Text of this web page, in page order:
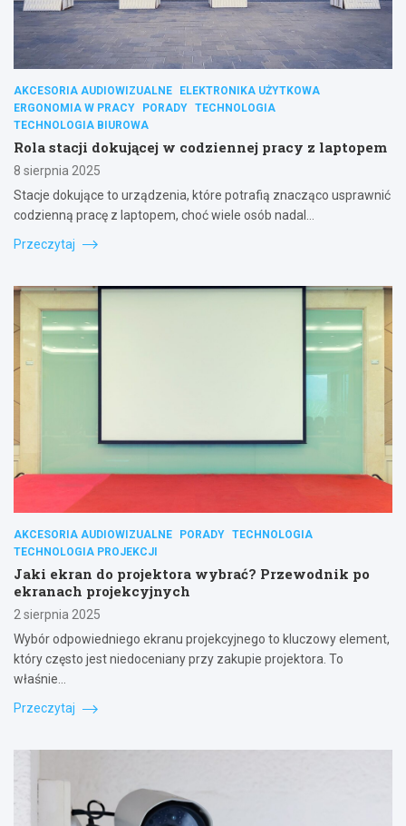
AKCESORIA AUDIOWIZUALNE
ELEKTRONIKA UŻYTKOWA
ERGONOMIA W PRACY
PORADY TECHNOLOGIA
TECHNOLOGIA BIUROWA
Rola stacji dokującej w codziennej pracy z laptopem
8 sierpnia 2025
Stacje dokujące to urządzenia, które potrafią znacząco usprawnić
codzienną pracę z laptopem, choć wiele osób nadal…
Przeczytaj
AKCESORIA AUDIOWIZUALNE PORADY TECHNOLOGIA
TECHNOLOGIA PROJEKCJI
Jaki ekran do projektora wybrać? Przewodnik po
ekranach projekcyjnych
2 sierpnia 2025
Wybór odpowiedniego ekranu projekcyjnego to kluczowy element,
który często jest niedoceniany przy zakupie projektora. To
właśnie…
Przeczytaj